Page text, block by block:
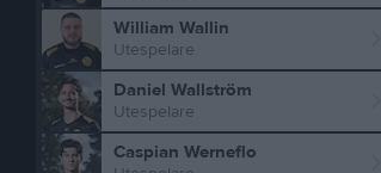
William Wallin
Utespelare
Daniel Wallström
Utespelare
Caspian Werneflo